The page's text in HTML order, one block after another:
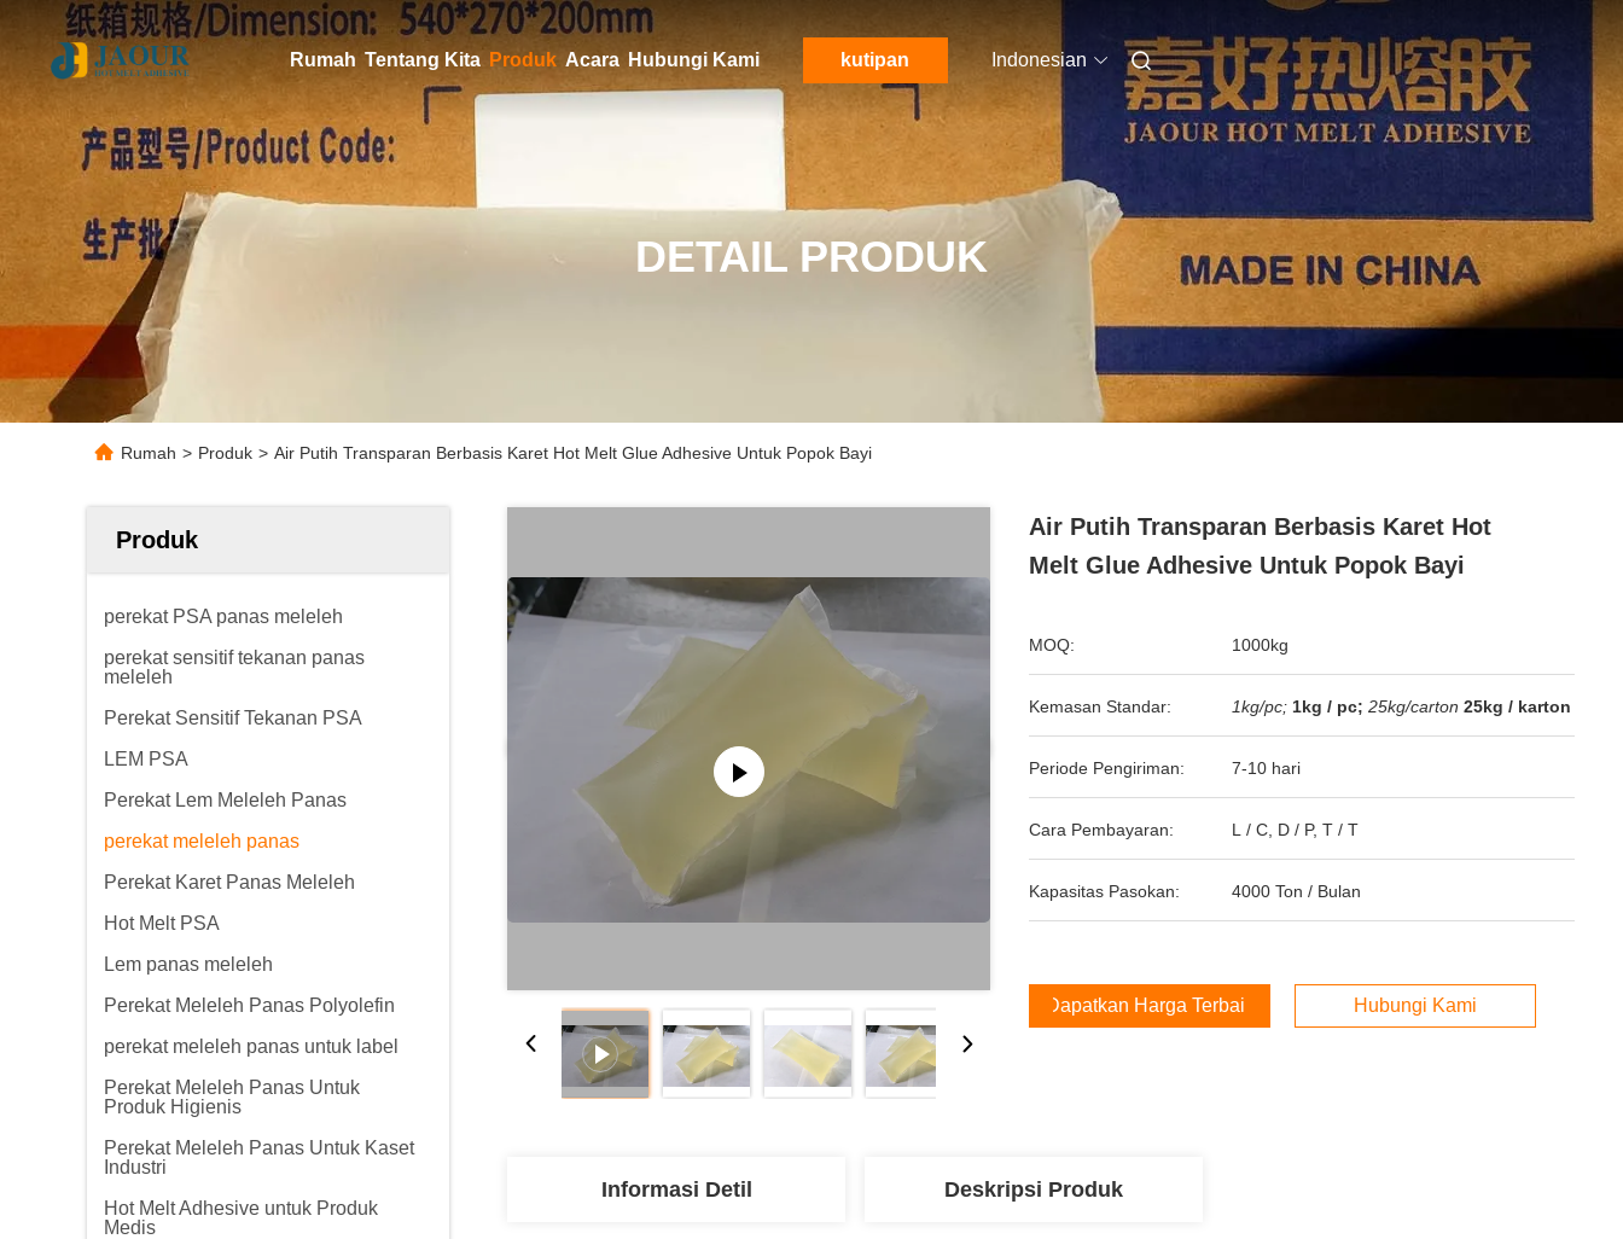
Rumah Tentang Kita Produk Acara Hubungi Kami kutipan Indonesian
DETAIL PRODUK
Rumah > Produk > Air Putih Transparan Berbasis Karet Hot Melt Glue Adhesive Untuk Popok Bayi
Produk
perekat PSA panas meleleh
perekat sensitif tekanan panas
meleleh
Perekat Sensitif Tekanan PSA
LEM PSA
Perekat Lem Meleleh Panas
perekat meleleh panas
Perekat Karet Panas Meleleh
Hot Melt PSA
Lem panas meleleh
Perekat Meleleh Panas Polyolefin
perekat meleleh panas untuk label
Perekat Meleleh Panas Untuk
Produk Higienis
Perekat Meleleh Panas Untuk Kaset
Industri
Hot Melt Adhesive untuk Produk
Medis
Air Putih Transparan Berbasis Karet Hot
Melt Glue Adhesive Untuk Popok Bayi
MOQ: 1000kg
Kemasan Standar: 1kg/pc; 1kg / pc; 25kg/carton 25kg / karton
Periode Pengiriman: 7-10 hari
Cara Pembayaran: L / C, D / P, T / T
Kapasitas Pasokan: 4000 Ton / Bulan
Dapatkan Harga Terbaik Hubungi Kami
Informasi Detil Deskripsi Produk